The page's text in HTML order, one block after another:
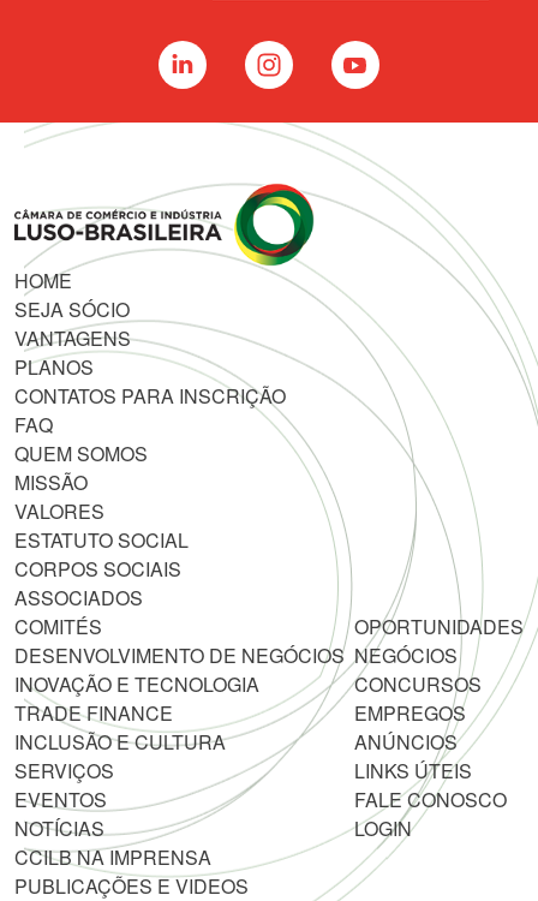
HOME
SEJA SÓCIO
VANTAGENS
PLANOS
CONTATOS PARA INSCRIÇÃO
FAQ
QUEM SOMOS
MISSÃO
VALORES
ESTATUTO SOCIAL
CORPOS SOCIAIS
ASSOCIADOS
COMITÉS
DESENVOLVIMENTO DE NEGÓCIOS
INOVAÇÃO E TECNOLOGIA
TRADE FINANCE
INCLUSÃO E CULTURA
SERVIÇOS
EVENTOS
NOTÍCIAS
CCILB NA IMPRENSA
PUBLICAÇÕES E VIDEOS
OPORTUNIDADES
NEGÓCIOS
CONCURSOS
EMPREGOS
ANÚNCIOS
LINKS ÚTEIS
FALE CONOSCO
LOGIN